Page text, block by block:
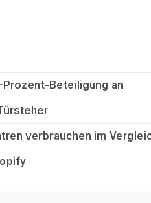
Beteiligung an
verbrauchen im